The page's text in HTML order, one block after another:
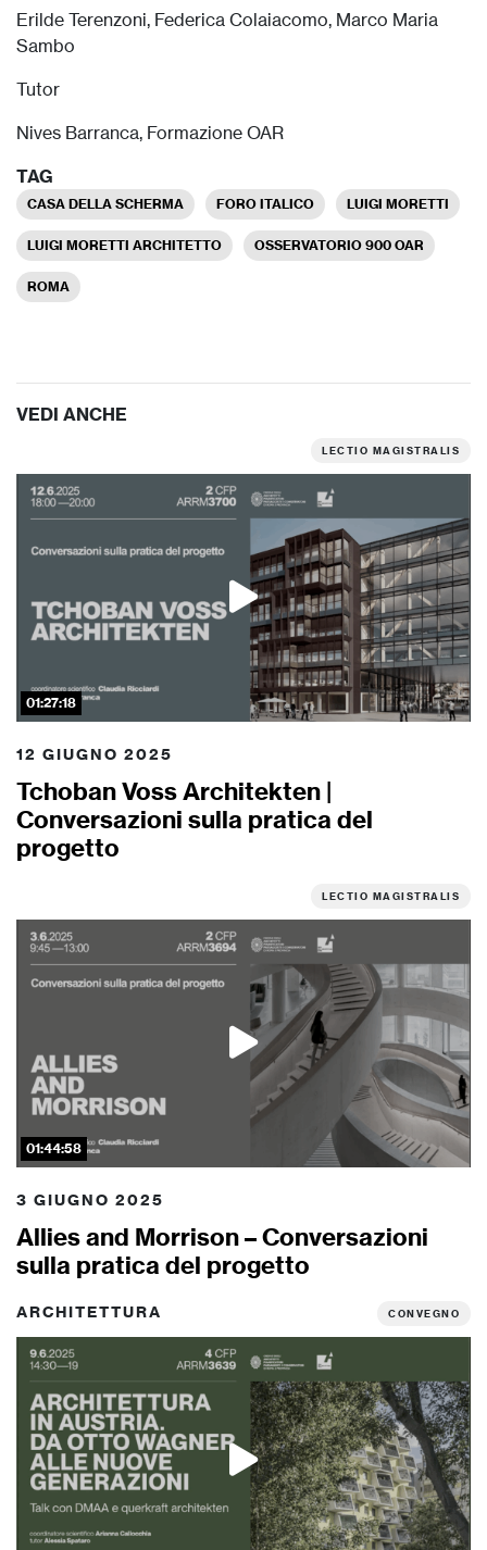
Erilde Terenzoni, Federica Colaiacomo, Marco Maria
Sambo
Tutor
Nives Barranca, Formazione OAR
TAG
CASA DELLA SCHERMA FORO ITALICO LUIGI MORETTI
LUIGI MORETTI ARCHITETTO OSSERVATORIO 900 OAR
ROMA
VEDI ANCHE
LECTIO MAGISTRALIS
01:27:18
12 GIUGNO 2025
Tchoban Voss Architekten |
Conversazioni sulla pratica del
progetto
LECTIO MAGISTRALIS
01:44:58
3 GIUGNO 2025
Allies and Morrison – Conversazioni
sulla pratica del progetto
ARCHITETTURA CONVEGNO